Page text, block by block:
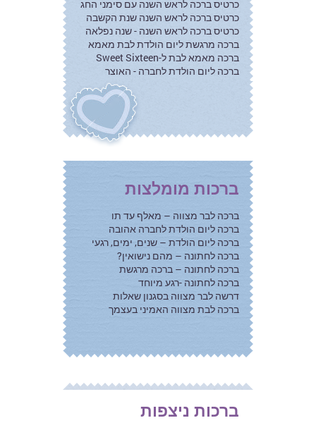
כרטיס ברכה לראש השנה עם סימני החג
כרטיס ברכה לראש השנה שנת הקשבה
כרטיס ברכה לראש השנה - שנה נפלאה
ברכה מרגשת ליום הולדת לבת מאמא
ברכה מאמא לבת ל-Sweet Sixteen
ברכה ליום הולדת לחברה - האוצר
ברכות מומלצות
ברכה לבר מצווה – מאלף עד תו
ברכה ליום הולדת לחברה אהובה
ברכה ליום הולדת – שנים, ימים, רגעי
ברכה לחתונה – מהם נישואין?
ברכה לחתונה – ברכה מרגשת
ברכה לחתונה -רגע מיוחד
דרשה לבר מצווה בסגנון שאלות
ברכה לבת מצווה האמיני בעצמך
ברכות ניצפות